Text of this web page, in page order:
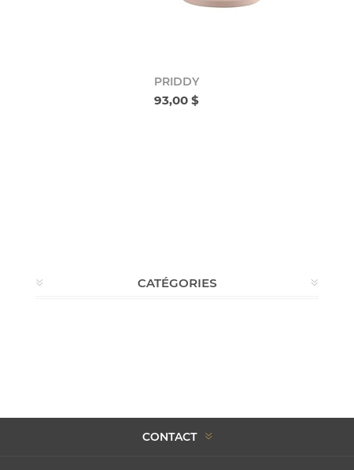
PRIDDY
93,00 $
CATÉGORIES
CONTACT